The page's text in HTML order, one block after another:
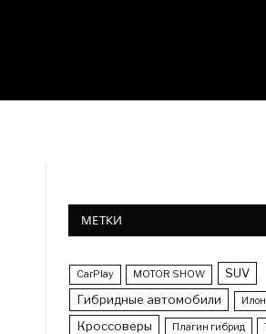
МЕТКИ
CarPlay MOTOR SHOW
SUV
Гибридные автомобили
Кроссоверы Плагин гибрид